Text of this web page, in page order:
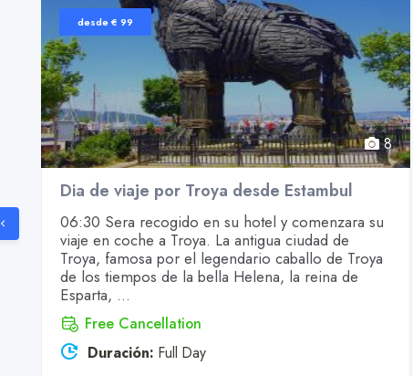
desde € 99
8
Dia de viaje por Troya desde Estambul
06:30 Sera recogido en su hotel y comenzara su
viaje en coche a Troya. La antigua ciudad de
Troya, famosa por el legendario caballo de Troya
de los tiempos de la bella Helena, la reina de
Esparta, ...
Free Cancellation
Duración: Full Day